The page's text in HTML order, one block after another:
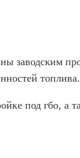
заводским
топлива.
под гбо, а